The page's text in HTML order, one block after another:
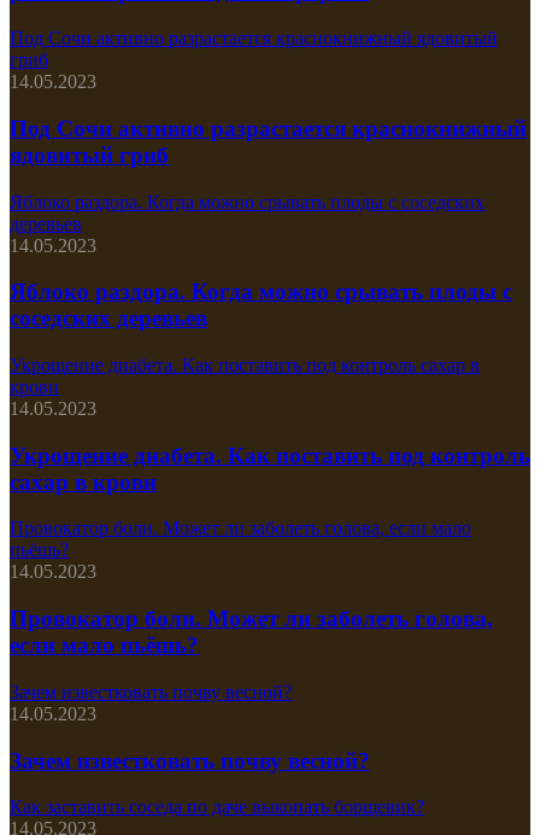
Под Сочи активно разрастается краснокнижный ядовитый
гриб
14.05.2023
Под Сочи активно разрастается краснокнижный
ядовитый гриб
Яблоко раздора. Когда можно срывать плоды с соседских
деревьев
14.05.2023
Яблоко раздора. Когда можно срывать плоды с
соседских деревьев
Укрощение диабета. Как поставить под контроль сахар в
крови
14.05.2023
Укрощение диабета. Как поставить под контроль
сахар в крови
Провокатор боли. Может ли заболеть голова, если мало
пьёшь?
14.05.2023
Провокатор боли. Может ли заболеть голова,
если мало пьёшь?
Зачем известковать почву весной?
14.05.2023
Зачем известковать почву весной?
Как заставить соседа по даче выкопать борщевик?
14.05.2023